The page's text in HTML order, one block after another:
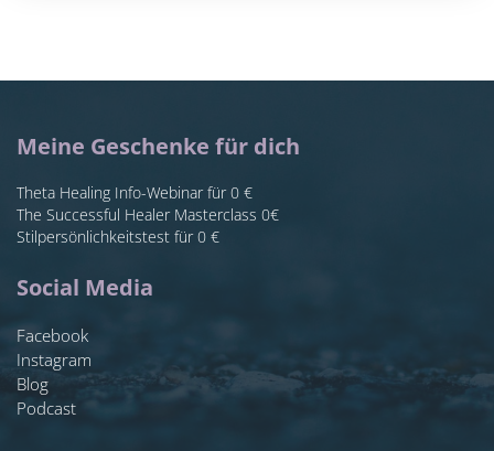
Meine Geschenke für dich
Theta Healing Info-Webinar für 0 €
The Successful Healer Masterclass 0€
Stilpersönlichkeitstest für 0 €
Social Media
Facebook
Instagram
Blog
Podcast